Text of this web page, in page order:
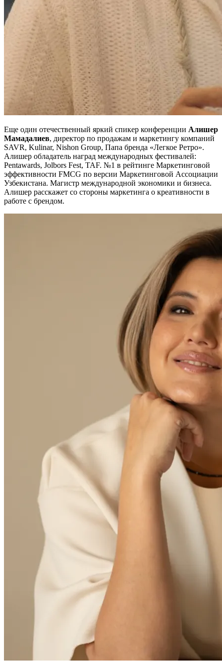
Еще один отечественный яркий спикер конференции Алишер
Мамадалиев, директор по продажам и маркетингу компаний
SAVR, Kulinar, Nishon Group, Папа бренда «Легкое Ретро».
Алишер обладатель наград международных фестивалей:
Pentawards, Jolbors Fest, TAF. №1 в рейтинге Маркетинговой
эффективности FMCG по версии Маркетинговой Ассоциации
Узбекистана. Магистр международной экономики и бизнеса.
Алишер расскажет со стороны маркетинга о креативности в
работе с брендом.